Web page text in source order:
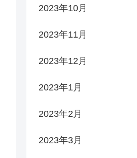
2023年10月
2023年11月
2023年12月
2023年1月
2023年2月
2023年3月